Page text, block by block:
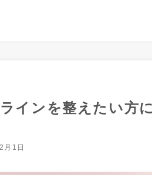
インを整えたい方
月1日